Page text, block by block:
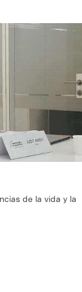
de la vida y la